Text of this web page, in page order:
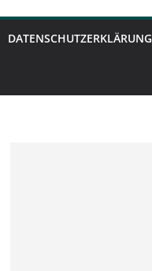
DATENSCHUTZERKLÄRUNG